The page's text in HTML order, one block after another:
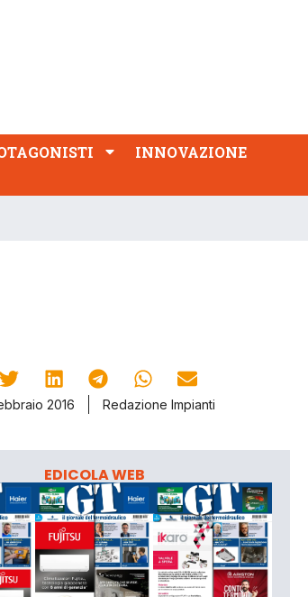
INNOVAZIONE
2016
Redazione Impianti
EDICOLA WEB